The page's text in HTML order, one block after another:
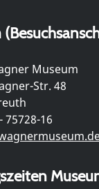
Museum
Str. 48
75728-16